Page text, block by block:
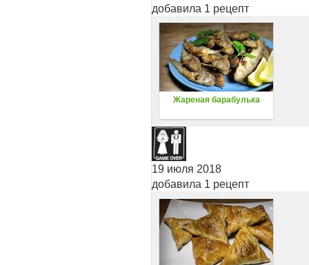
добавила 1 рецепт
Жареная барабулька
19 июля 2018
добавила 1 рецепт